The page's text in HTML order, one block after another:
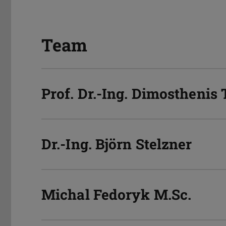
Team
Prof. Dr.-Ing. Dimosthenis
Dr.-Ing. Björn Stelzner
Michal Fedoryk M.Sc.